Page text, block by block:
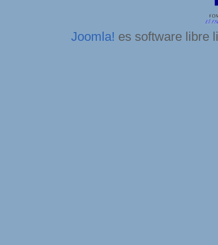
Joomla! es software libre